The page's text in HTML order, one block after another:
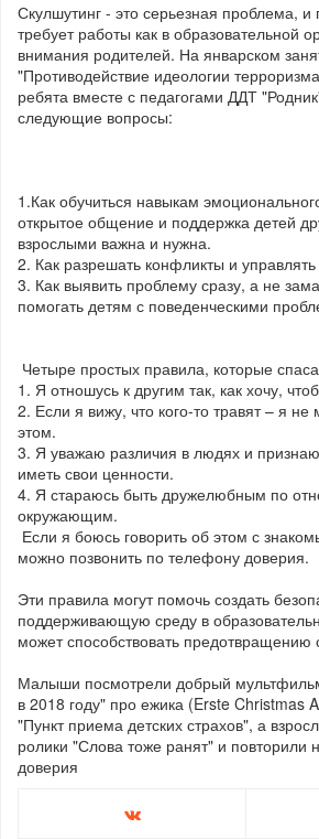
Скулшутинг - это серьезная проблема,
требует работы как в образовательной
внимания родителей. На январском
"Противодействие идеологии
ребята вместе с педагогами ДДТ
следующие вопросы:
1.Как обучиться навыкам
открытое общение и поддержка детей
взрослыми важна и нужна.
2. Как разрешать конфликты и
3. Как выявить проблему сразу, а не
помогать детям с поведенческими
Четыре простых правила, которые
1. Я отношусь к другим так, как хочу,
2. Если я вижу, что кого-то травят – я
этом.
3. Я уважаю различия в людях и
иметь свои ценности.
4. Я стараюсь быть дружелюбным по
окружающим.
Если я боюсь говорить об этом с
можно позвонить по телефону доверия.
Эти правила могут помочь создать
поддерживающую среду в
может способствовать предотвращению
Малыши посмотрели добрый
в 2018 году" про ежика (Erste Christmas
"Пункт приема детских страхов", а
ролики "Слова тоже ранят" и
доверия